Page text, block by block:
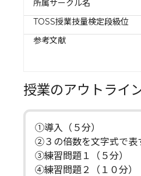
所属サークル名
TOSS授業技量検定段級位
参考文献
授業のアウトライ
①導入（５分）
②３の倍数を文字式で表
③練習問題１（５分）
④練習問題２（１０分）